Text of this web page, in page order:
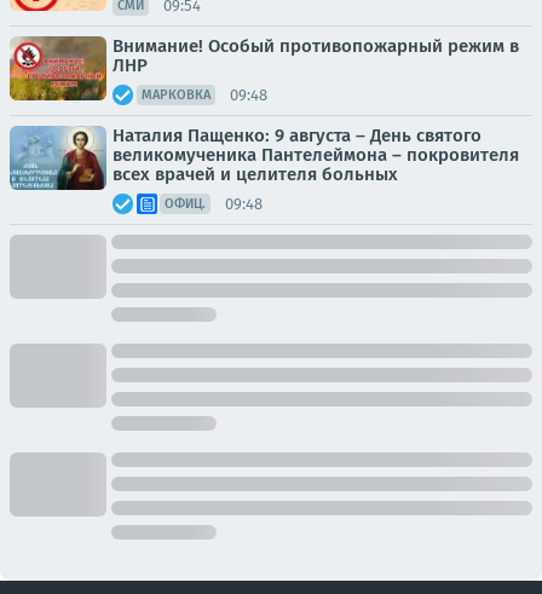
СМИ 09:54
Внимание! Особый противопожарный режим в
ЛНР
МАРКОВКА 09:48
Наталия Пащенко: 9 августа – День святого
великомученика Пантелеймона – покровителя
всех врачей и целителя больных
ОФИЦ. 09:48